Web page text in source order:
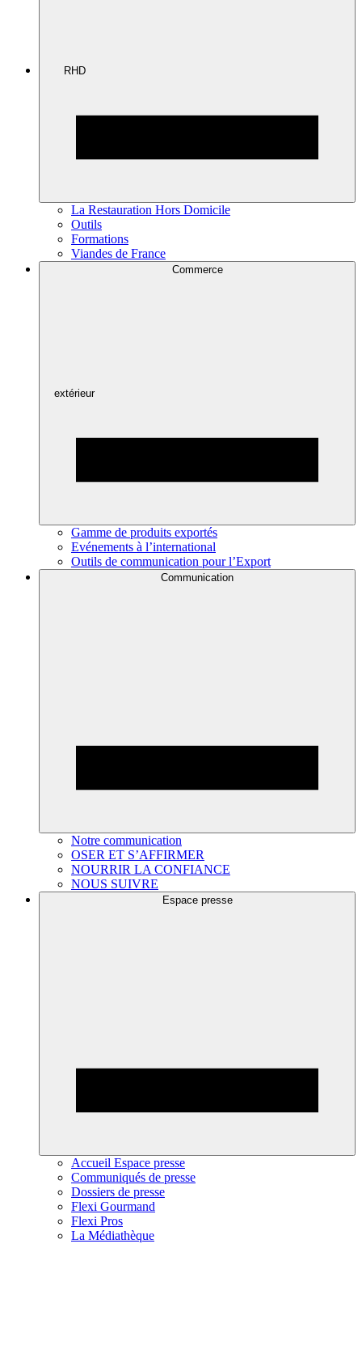
RHD
La Restauration Hors Domicile
Outils
Formations
Viandes de France
Commerce
extérieur
Gamme de produits exportés
Evénements à l’international
Outils de communication pour l’Export
Communication
Notre communication
OSER ET S’AFFIRMER
NOURRIR LA CONFIANCE
NOUS SUIVRE
Espace presse
Accueil Espace presse
Communiqués de presse
Dossiers de presse
Flexi Gourmand
Flexi Pros
La Médiathèque